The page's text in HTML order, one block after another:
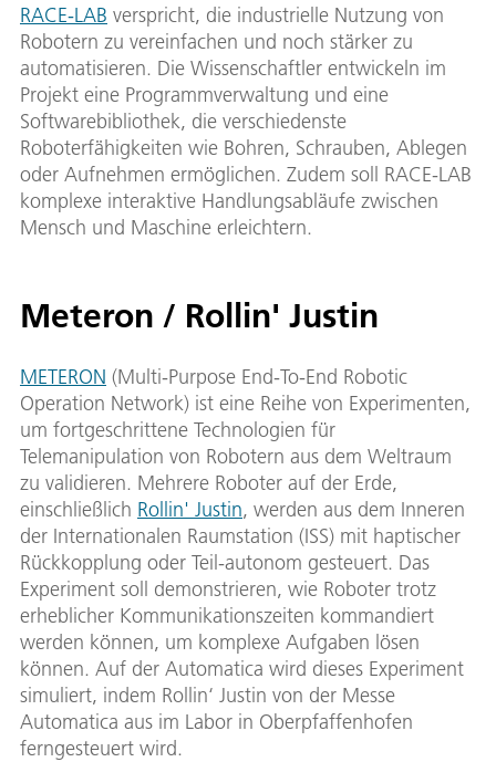
RACE-LAB verspricht, die industrielle Nutzung von
Robotern zu vereinfachen und noch stärker zu
automatisieren. Die Wissenschaftler entwickeln im
Projekt eine Programmverwaltung und eine
Softwarebibliothek, die verschiedenste
Roboterfähigkeiten wie Bohren, Schrauben, Ablegen
oder Aufnehmen ermöglichen. Zudem soll RACE-LAB
komplexe interaktive Handlungsabläufe zwischen
Mensch und Maschine erleichtern.
Meteron / Rollin' Justin
METERON (Multi-Purpose End-To-End Robotic
Operation Network) ist eine Reihe von Experimenten,
um fortgeschrittene Technologien für
Telemanipulation von Robotern aus dem Weltraum
zu validieren. Mehrere Roboter auf der Erde,
einschließlich Rollin' Justin, werden aus dem Inneren
der Internationalen Raumstation (ISS) mit haptischer
Rückkopplung oder Teil-autonom gesteuert. Das
Experiment soll demonstrieren, wie Roboter trotz
erheblicher Kommunikationszeiten kommandiert
werden können, um komplexe Aufgaben lösen
können. Auf der Automatica wird dieses Experiment
simuliert, indem Rollin‘ Justin von der Messe
Automatica aus im Labor in Oberpfaffenhofen
ferngesteuert wird.